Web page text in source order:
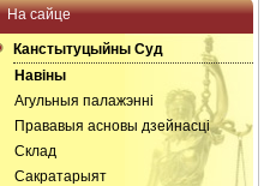
На сайце
Канстытуцыйны Суд
Навіны
Агульныя палажэнні
Прававыя асновы дзейнасці
Склад
Сакратарыят